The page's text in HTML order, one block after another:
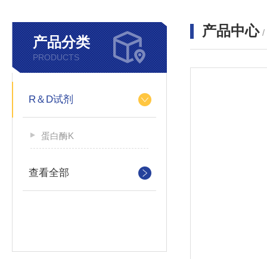
产品分类
PRODUCTS
R＆D试剂
蛋白酶K
查看全部
产品中心 /